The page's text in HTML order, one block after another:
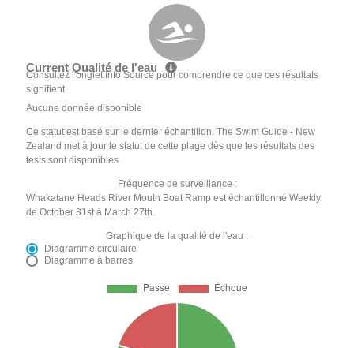
Current Qualité de l'eau
Consultez l'onglet Info Source pour comprendre ce que ces résultats
signifient
Aucune donnée disponible
Ce statut est basé sur le dernier échantillon. The Swim Guide - New
Zealand met à jour le statut de cette plage dès que les résultats des
tests sont disponibles.
Fréquence de surveillance :
Whakatane Heads River Mouth Boat Ramp est échantillonné Weekly
de October 31st à March 27th.
Graphique de la qualité de l'eau :
Diagramme circulaire
Diagramme à barres